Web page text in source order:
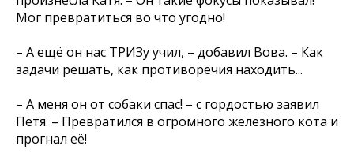
Мог превратиться во что угодно!
– А ещё он нас ТРИЗу учил, – добавил Вова. – Как
задачи решать, как противоречия находить...
– А меня он от собаки спас! – с гордостью заявил
Петя. – Превратился в огромного железного кота и
прогнал её!